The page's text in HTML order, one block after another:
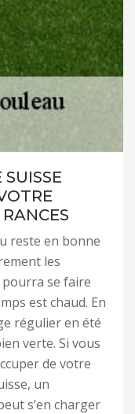
reste en bonne
les
pourra se faire
est chaud. En
régulier en été
verte. Si vous
de votre
un
s’en charger